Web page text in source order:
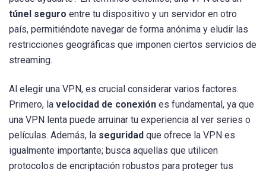
túnel seguro entre tu dispositivo y un servidor en otro
país, permitiéndote navegar de forma anónima y eludir las
restricciones geográficas que imponen ciertos servicios de
streaming.
Al elegir una VPN, es crucial considerar varios factores.
Primero, la velocidad de conexión es fundamental, ya que
una VPN lenta puede arruinar tu experiencia al ver series o
películas. Además, la seguridad que ofrece la VPN es
igualmente importante; busca aquellas que utilicen
protocolos de encriptación robustos para proteger tus